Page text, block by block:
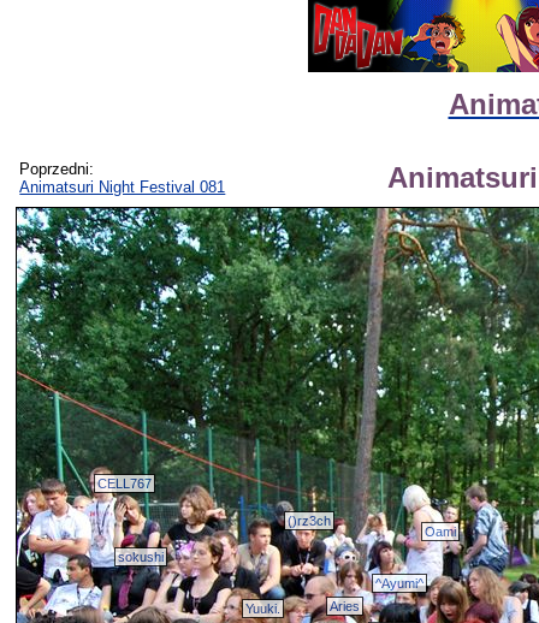
Poprzedni:
Animatsuri Night Festival 081
Aries
^Ayumi^
CELL767
Oami
()rz3ch
sokushi
Yuuki.